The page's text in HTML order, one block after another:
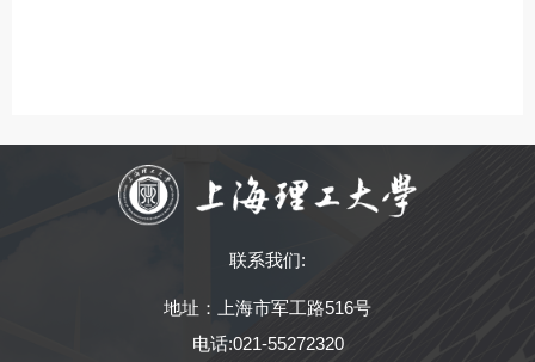
联系我们:
地址：上海市军工路516号
电话:021-55272320